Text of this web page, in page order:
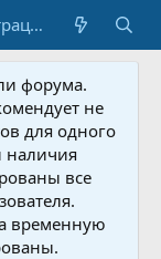
Регистрация
форума.
не
для одного
наличия
все
временную